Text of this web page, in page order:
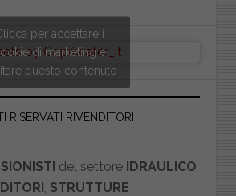
by Copriwater_it
per accettare i
di marketing e
questo contenuto
RISERVATI RIVENDITORI
del settore IDRAULICO
STRUTTURE